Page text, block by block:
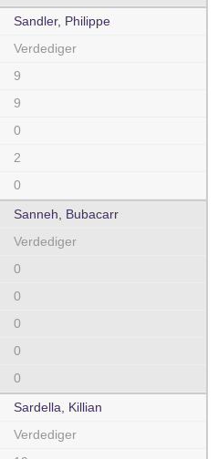
Sandler, Philippe
Verdediger
9
9
0
2
0
Sanneh, Bubacarr
Verdediger
0
0
0
0
0
Sardella, Killian
Verdediger